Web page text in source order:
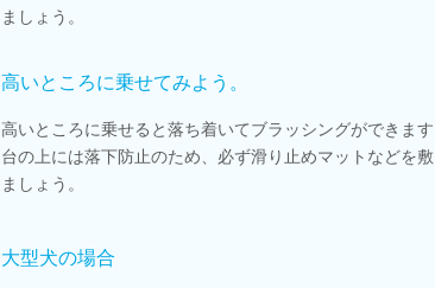
ましょう。
高いところに乗せてみよう。
高いところに乗せると落ち着いてブラッシングができます
台の上には落下防止のため、必ず滑り止めマットなどを敷
ましょう。
大型犬の場合